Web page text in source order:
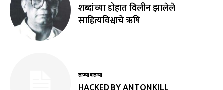
शब्दांच्या डोहात विलीन झालेले
साहित्यविश्वाचे ऋषि
ताज्या बातम्या